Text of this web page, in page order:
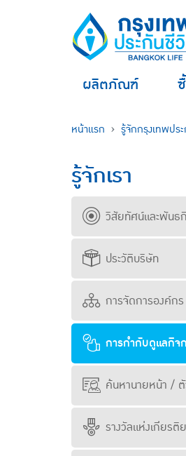
ผลิตภัณฑ์
หน้าแรก รู้จักกรุงเทพปร
รู้จักเรา
วิสัยทัศน์และพันธ
ประวัติบริษัท
การจัดการองค์กร
การกำกับดูแลกิจ
ค้นหานายหน้า /
รางวัลแห่งเกียรติ